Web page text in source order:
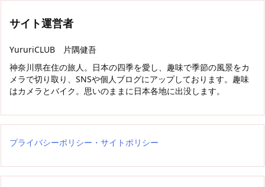
サイト運営者
YururiCLUB 片隅健吾
神奈川県在住の旅人。日本の四季を愛し、趣味で季節の風景をカ
メラで切り取り、SNSや個人ブログにアップしております。趣味
はカメラとバイク。思いのままに日本各地に出没します。
プライバシーポリシー・サイトポリシー